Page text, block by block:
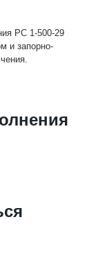
РС 1-500-29
и запорно-